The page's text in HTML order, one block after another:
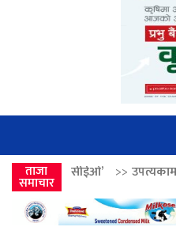
ताजा
समाचार
>>उपत्यकामा श्रृंखलाबद्ध सिक्री